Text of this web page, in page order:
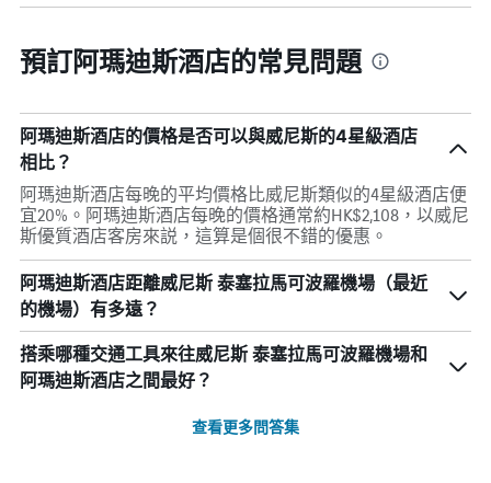
預訂阿瑪迪斯酒店的常見問題
阿瑪迪斯酒店的價格是否可以與威尼斯的4星級酒店
相比？
阿瑪迪斯酒店每晚的平均價格比威尼斯類似的4星級酒店便
宜20%。阿瑪迪斯酒店每晚的價格通常約HK$2,108，以威尼
斯優質酒店客房來説，這算是個很不錯的優惠。
阿瑪迪斯酒店距離威尼斯 泰塞拉馬可波羅機場（最近
的機場）有多遠？
搭乘哪種交通工具來往威尼斯 泰塞拉馬可波羅機場和
阿瑪迪斯酒店之間最好？
查看更多問答集